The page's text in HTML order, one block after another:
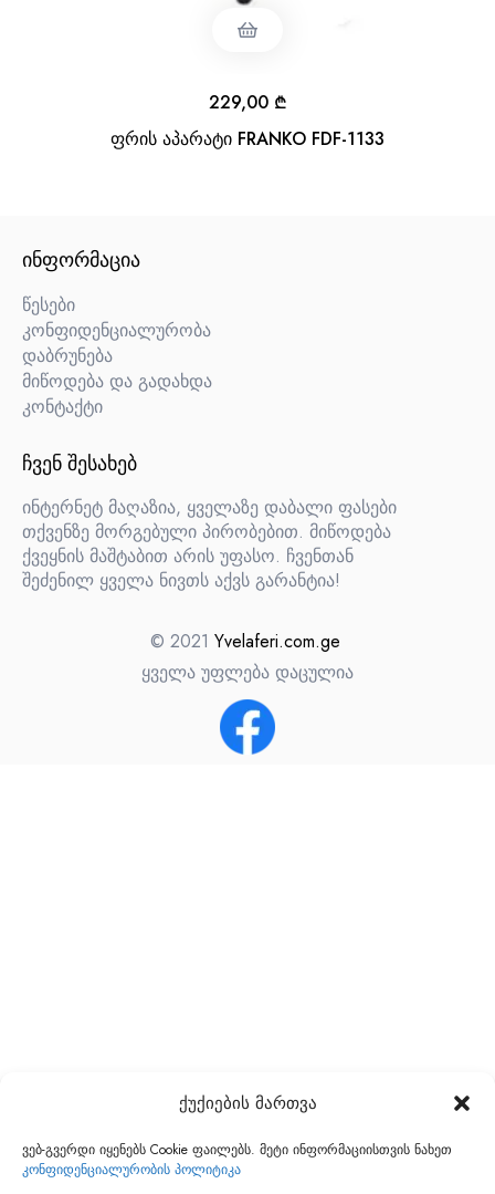
ქუქიების მართვა
ვებ-გვერდი იყენებს Cookie ფაილებს. მეტი ინფორმაციისთვის ნახეთ
კონფიდენციალურობის პოლიტიკა
ფრის აპარატი FRANKO FDF-1133
229,00 ₾
ᲘᲜᲤᲝᲠᲛᲐᲪᲘᲐ
წესები
კონფიდენციალურობა
დაბრუნება
მიწოდება და გადახდა
კონტაქტი
ᲩᲕᲔᲜ ᲨᲔᲡᲐᲮᲔᲑ
ინტერნეტ მაღაზია, ყველაზე დაბალი ფასები
თქვენზე მორგებული პირობებით. მიწოდება
ქვეყნის მაშტაბით არის უფასო. ჩვენთან
შეძენილ ყველა ნივთს აქვს გარანტია!
© 2021 Yvelaferi.com.ge
ყველა უფლება დაცულია